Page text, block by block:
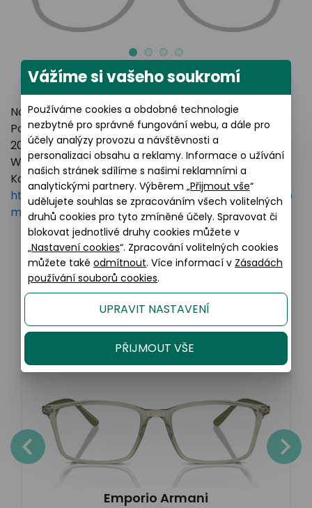
Název výrobce: LUXOTTICA GROUP
Poštovní adresa: Piazzale Luigi Cadorna 3 Milano,
20123 Italy
Webové stránky:https://www.essilorluxottica.com
Kontakt:
https://www.essilorluxottica.com/en/brands/custo
mer-care
Podobné produkty
Sleva 20% na kompletní brýle
Emporio Armani
Vážíme si vašeho soukromí
Používáme cookies a obdobné technologie
nezbytné pro správné fungování webu, a dále pro
účely analýzy provozu a návštěvnosti a
personalizaci obsahu a reklamy. Informace o užívání
našich stránek sdílíme s našimi reklamními a
analytickými partnery. Výběrem „Přijmout vše“
udělujete souhlas se zpracováním všech volitelných
druhů cookies pro tyto zmíněné účely. Spravovat či
blokovat jednotlivé druhy cookies můžete v
„Nastavení cookies“. Zpracování volitelných cookies
můžete také odmítnout. Více informací v Zásadách
používání souborů cookies.
UPRAVIT NASTAVENÍ
PŘIJMOUT VŠE